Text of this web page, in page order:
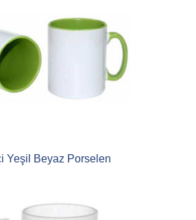
Yeşil Beyaz Porselen